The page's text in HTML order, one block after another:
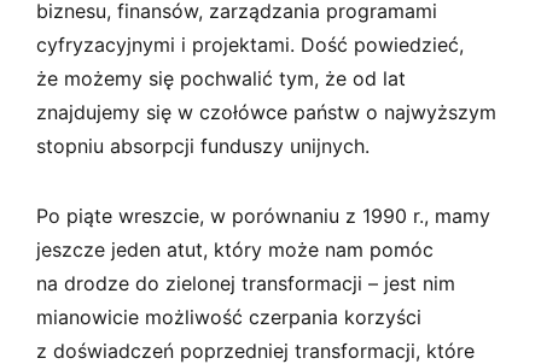
biznesu, finansów, zarządzania programami
cyfryzacyjnymi i projektami. Dość powiedzieć,
że możemy się pochwalić tym, że od lat
znajdujemy się w czołówce państw o najwyższym
stopniu absorpcji funduszy unijnych.
Po piąte wreszcie, w porównaniu z 1990 r., mamy
jeszcze jeden atut, który może nam pomóc
na drodze do zielonej transformacji – jest nim
mianowicie możliwość czerpania korzyści
z doświadczeń poprzedniej transformacji, które